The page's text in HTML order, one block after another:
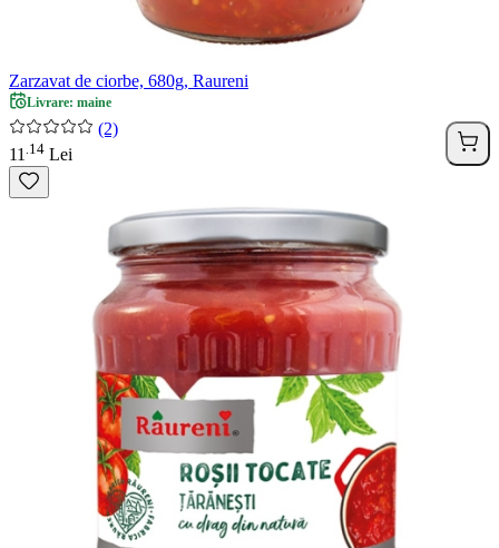
Zarzavat de ciorbe, 680g, Raureni
Livrare: maine
(2)
11 14 Lei